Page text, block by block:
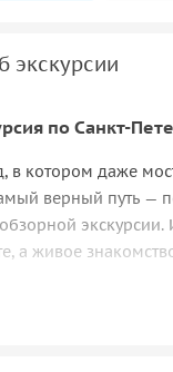
экскурсии
по Санкт-
в котором даже
верный путь —
экскурсии.
а живое